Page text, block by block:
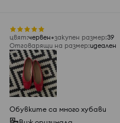
цвят:червeн закупен размер:39
Отговарящи на размер:идеален
Обувките са много хубави